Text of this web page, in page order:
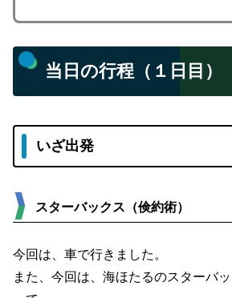
当日の行程（１日目）
いざ出発
スターバックス（倹約術）
今回は、車で行きました。
また、今回は、海ほたるのスターバ